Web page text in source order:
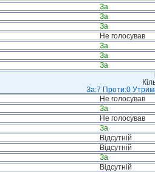
За
За
За
Не голосував
За
За
За
За:7 Проти:0
Не голосував
За
Не голосував
За
Відсутній
Відсутній
За
Відсутній